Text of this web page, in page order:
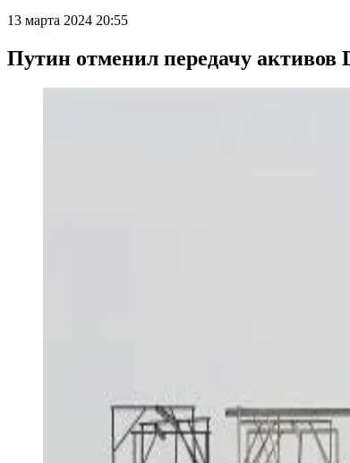
13 марта 2024 20:55
Путин отменил передачу активов